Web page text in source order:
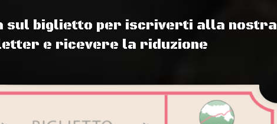
sul biglietto per iscriverti alla nostra
e ricevere la riduzione